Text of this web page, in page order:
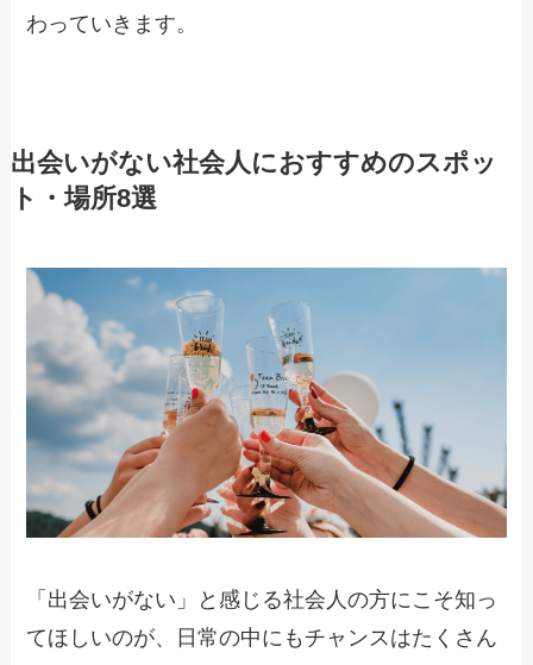
わっていきます。
出会いがない社会人におすすめのスポッ
ト・場所8選
「出会いがない」と感じる社会人の方にこそ知っ
てほしいのが、日常の中にもチャンスはたくさん